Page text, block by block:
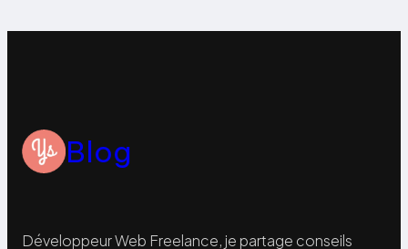
Blog
Développeur Web Freelance, je partage conseils